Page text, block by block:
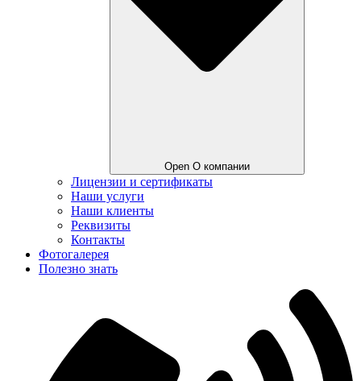
Open О компании
Лицензии и сертификаты
Наши услуги
Наши клиенты
Реквизиты
Контакты
Фотогалерея
Полезно знать